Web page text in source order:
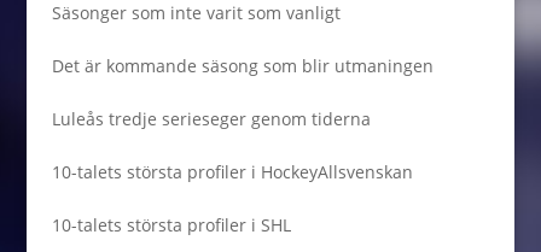
Säsonger som inte varit som vanligt
Det är kommande säsong som blir utmaningen
Luleås tredje serieseger genom tiderna
10-talets största profiler i HockeyAllsvenskan
10-talets största profiler i SHL